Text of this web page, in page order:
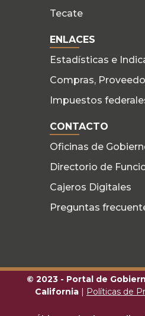
Tecate
ENLACES
Estadísticas e
Compras,
Impuestos
CONTACTO
Oficinas de
Directorio de
Cajeros Digitales
Preguntas
© 2023 - Portal de
California | Políticas de